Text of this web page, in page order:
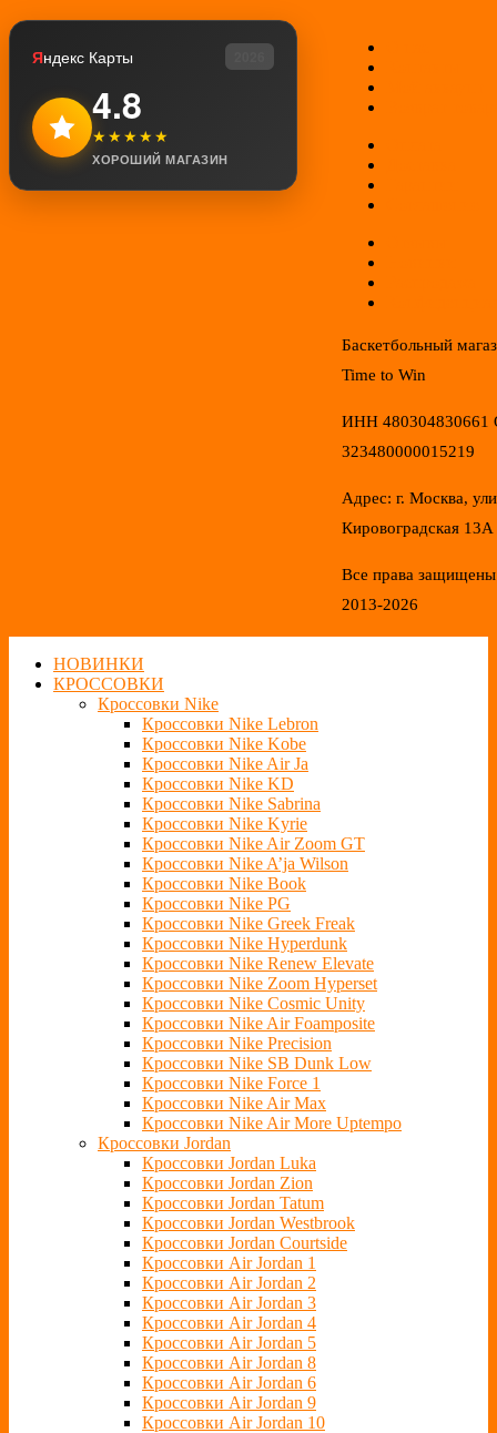
Яндекс Карты
4.8
★★★★★
ХОРОШИЙ МАГАЗИН
Баскетбольный
Time to Win
ИНН 480304830661
323480000015219
Адрес: г. Москва,
Кировоградская 13А
Все права
2013-2026
НОВИНКИ
КРОССОВКИ
Кроссовки Nike
Кроссовки Nike Lebron
Кроссовки Nike Kobe
Кроссовки Nike Air Ja
Кроссовки Nike KD
Кроссовки Nike Sabrina
Кроссовки Nike Kyrie
Кроссовки Nike Air Zoom GT
Кроссовки Nike A’ja Wilson
Кроссовки Nike Book
Кроссовки Nike PG
Кроссовки Nike Greek Freak
Кроссовки Nike Hyperdunk
Кроссовки Nike Renew Elevate
Кроссовки Nike Zoom Hyperset
Кроссовки Nike Cosmic Unity
Кроссовки Nike Air Foamposite
Кроссовки Nike Precision
Кроссовки Nike SB Dunk Low
Кроссовки Nike Force 1
Кроссовки Nike Air Max
Кроссовки Nike Air More Uptempo
Кроссовки Jordan
Кроссовки Jordan Luka
Кроссовки Jordan Zion
Кроссовки Jordan Tatum
Кроссовки Jordan Westbrook
Кроссовки Jordan Courtside
Кроссовки Air Jordan 1
Кроссовки Air Jordan 2
Кроссовки Air Jordan 3
Кроссовки Air Jordan 4
Кроссовки Air Jordan 5
Кроссовки Air Jordan 8
Кроссовки Air Jordan 6
Кроссовки Air Jordan 9
Кроссовки Air Jordan 10